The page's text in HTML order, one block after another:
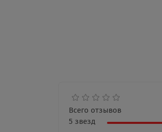
Всего отзывов
5 звезд